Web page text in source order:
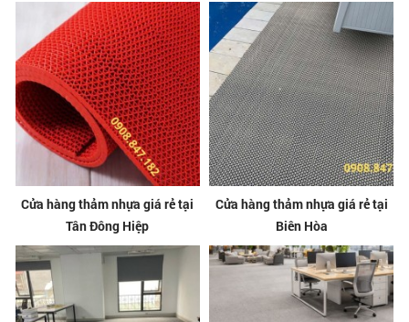
Cửa hàng thảm nhựa giá rẻ tại
Tân Đông Hiệp
Cửa hàng thảm nhựa giá rẻ tại
Biên Hòa